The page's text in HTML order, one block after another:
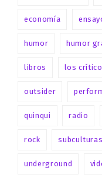
economía
humor humor
libros los
outsider
quinqui radio
rock subculturas
underground